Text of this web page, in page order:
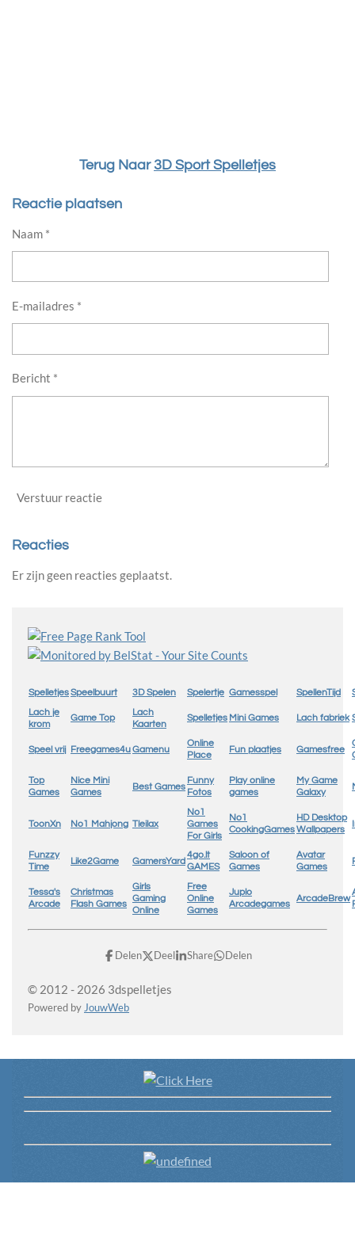
Terug Naar3D Sport Spelletjes
Reactie plaatsen
Naam *
E-mailadres *
Bericht *
Verstuur reactie
Reacties
Er zijn geen reacties geplaatst.
SpelletjesSpeelbuurt 3D Spelen Spelertje Gamesspel SpellenTijd
Lach je
krom
Game Top
Lach
Kaarten
Spelletjes Mini Games Lach fabriek
Speel vrij Freegames4uGamenu
Online
Place
Fun plaatjes Gamesfree
Top
Games
Nice Mini
Games
Best Games
Funny
Fotos
Play online
games
My Game
Galaxy
ToonXn No1 Mahjong Tleilax
No1
Games
For Girls
No1
CookingGames
HD Desktop
Wallpapers
Funzzy
Time
Like2Game GamersYard
4go.lt
GAMES
Saloon of
Games
Avatar
Games
Tessa's
Arcade
Christmas
Flash Games
Girls
Gaming
Online
Free
Online
Games
Juplo
Arcadegames
ArcadeBrew
Delen Deel Share Delen
© 2012 - 2026 3dspelletjes
Powered by JouwWeb